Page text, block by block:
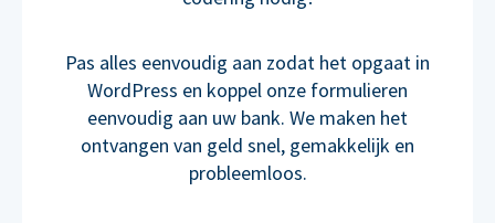
Pas alles eenvoudig aan zodat het opgaat in
WordPress en koppel onze formulieren
eenvoudig aan uw bank. We maken het
ontvangen van geld snel, gemakkelijk en
probleemloos.